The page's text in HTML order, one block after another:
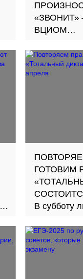
ВЦИОМ
ошибок с
«звонит»
ГОТОВИМ
В субботу